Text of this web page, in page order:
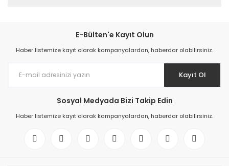
E-Bülten'e Kayıt Olun
Haber listemize kayıt olarak kampanyalardan, haberdar olabilirsiniz.
Kayıt Ol
Sosyal Medyada Bizi Takip Edin
Haber listemize kayıt olarak kampanyalardan, haberdar olabilirsiniz.